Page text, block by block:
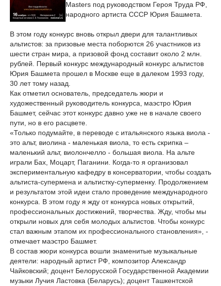
Masters под руководством Героя Труда РФ,
народного артиста СССР Юрия Башмета.
В этом году конкурс вновь открыл двери для талантливых
альтистов: за призовые места поборются 26 участников из
шести стран мира, а призовой фонд составит около 2 млн.
рублей. Первый конкурс международный конкурс альтистов
Юрия Башмета прошел в Москве еще в далеком 1993 году,
30 лет тому назад.
Как отметил основатель, председатель жюри и
художественный руководитель конкурса, маэстро Юрия
Башмет, сейчас этот конкурс давно уже не в начале своего
пути, но в его расцвете.
«Только подумайте, в переводе с итальянского языка виола -
это альт, виолина - маленькая виола, то есть скрипка –
маленький альт, виолончелло - большая виола. На альте
играли Бах, Моцарт, Паганини. Когда-то я организовал
экспериментальную кафедру в консерватории, чтобы создать
альтиста-супермена и альтистку-суперменку. Продолжением
и результатом этой идеи стало проведение международного
конкурса. В этом году я жду от конкурса новых открытий,
профессиональных достижений, творчества. Жду, чтобы мы
открыли новых для себя молодых альтистов. Чтобы конкурс
стал важным этапом их профессионального становления», -
отмечает маэстро Башмет.
В состав жюри конкурса вошли знаменитые музыкальные
деятели: народный артист РФ, композитор Александр
Чайковский; доцент Белорусской Государственной Академии
музыки Лучия Ластовка (Беларусь); доцент Ташкентской